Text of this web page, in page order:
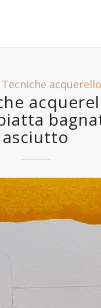
Tecniche acquerello
asciutto